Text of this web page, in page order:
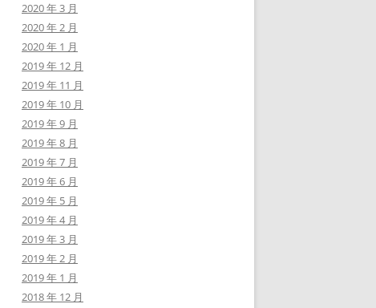
2020 年 3 月
2020 年 2 月
2020 年 1 月
2019 年 12 月
2019 年 11 月
2019 年 10 月
2019 年 9 月
2019 年 8 月
2019 年 7 月
2019 年 6 月
2019 年 5 月
2019 年 4 月
2019 年 3 月
2019 年 2 月
2019 年 1 月
2018 年 12 月